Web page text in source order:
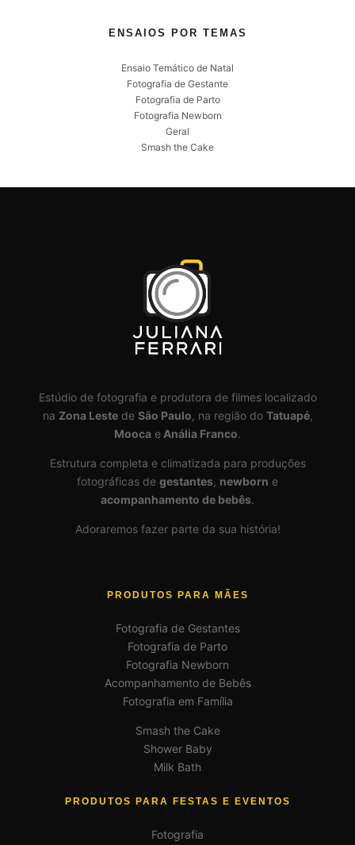
ENSAIOS POR TEMAS
Ensaio Temático de Natal
Fotografia de Gestante
Fotografia de Parto
Fotografia Newborn
Geral
Smash the Cake
Estúdio de fotografia e produtora de filmes localizado
na Zona Lestede São Paulo, na região do Tatuapé,
Mooca e Anália Franco.
Estrutura completa e climatizada para produções
fotográficas de gestantes, newborn e
acompanhamento de bebês.
Adoraremos fazer parte da sua história!
PRODUTOS PARA MÃES
Fotografia de Gestantes
Fotografia de Parto
Fotografia Newborn
Acompanhamento de Bebês
Fotografia em Família
Smash the Cake
Shower Baby
Milk Bath
PRODUTOS PARA FESTAS E EVENTOS
Fotografia